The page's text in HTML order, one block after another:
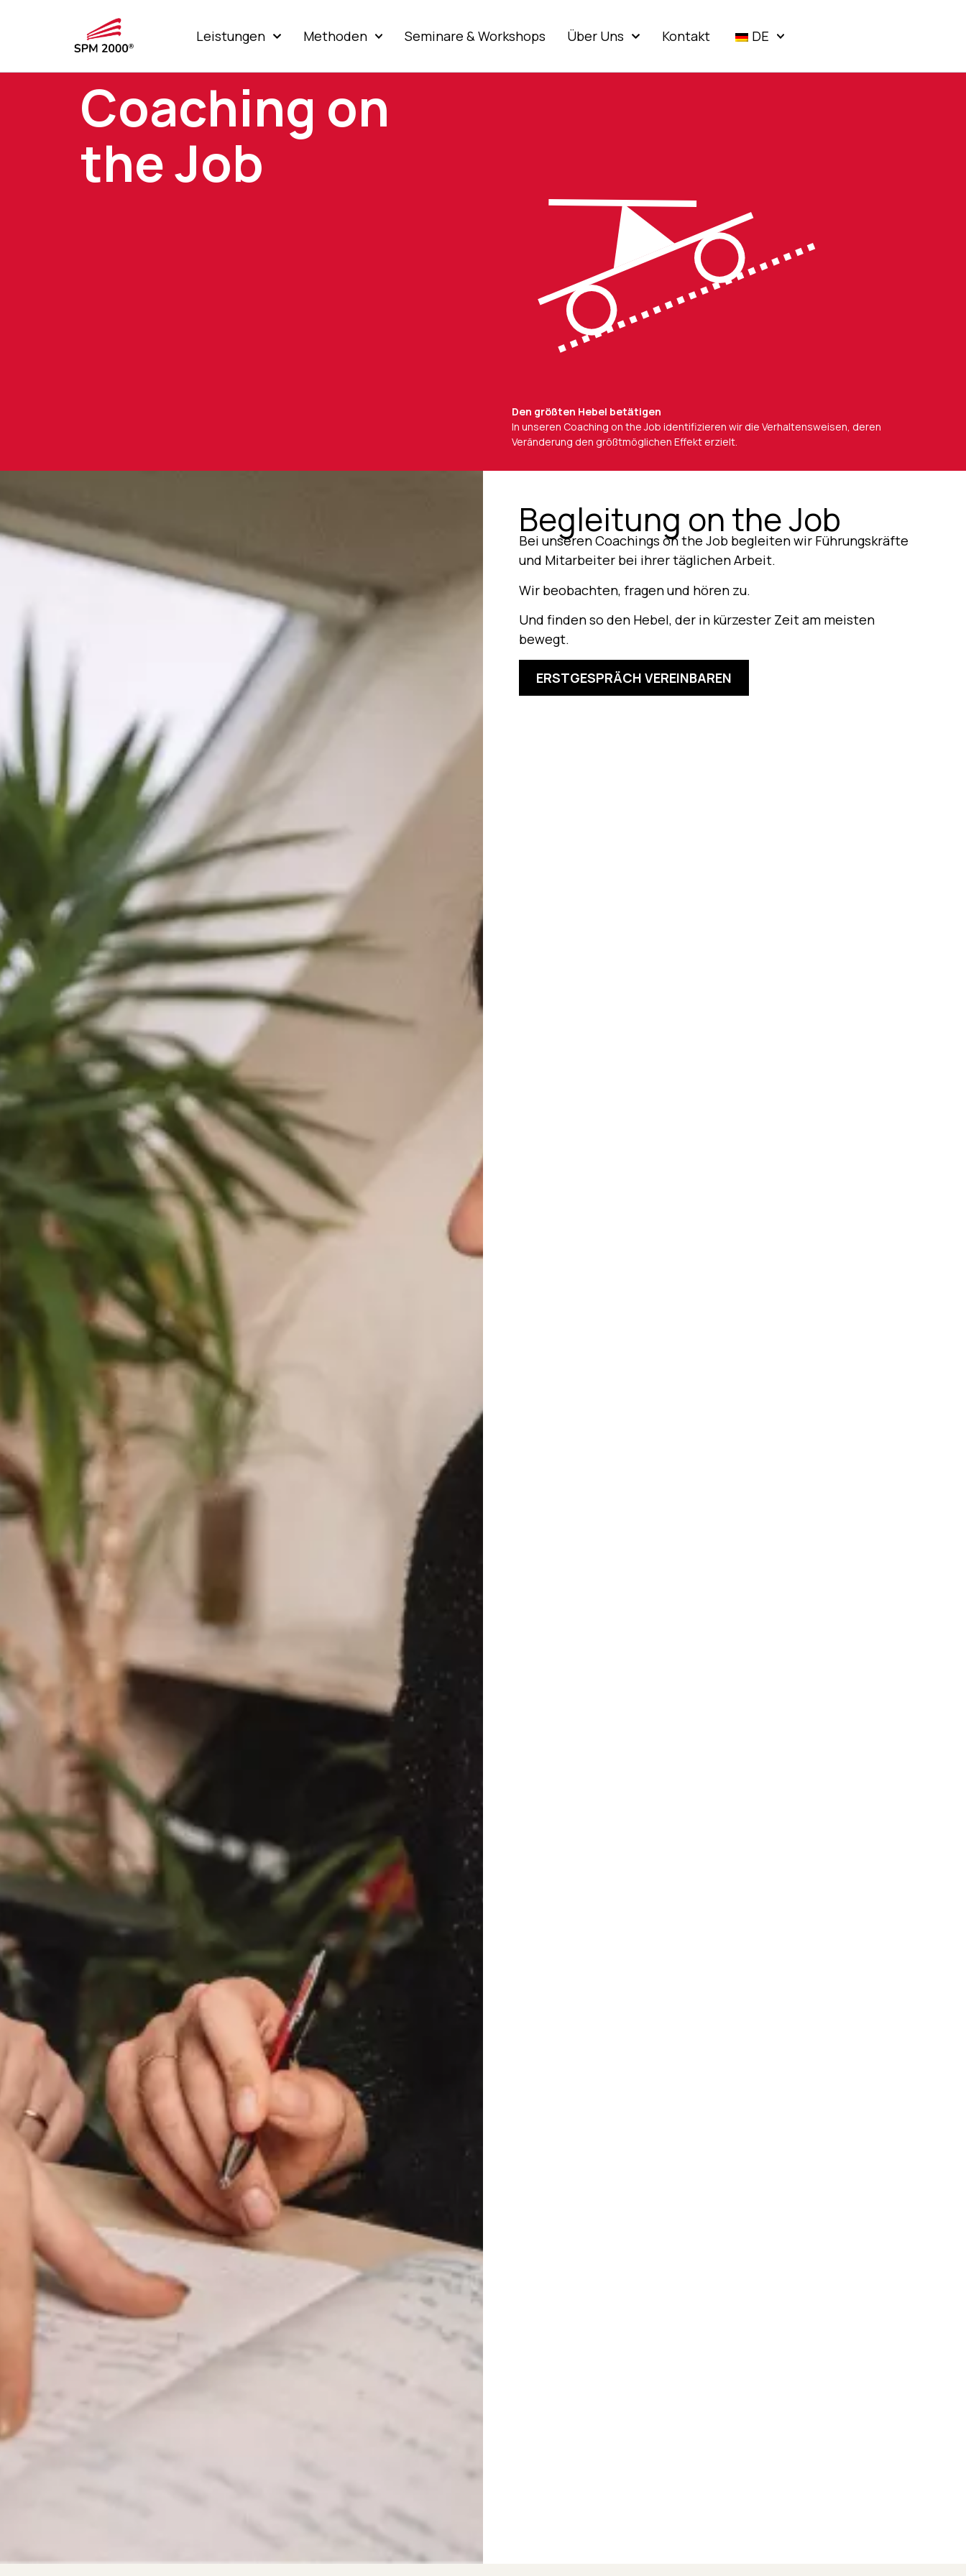
Leistungen Methoden Seminare & Workshops Über Uns Kontakt DE
Coaching on
the Job
Den größten Hebel betätigen
In unseren Coaching on the Job identifizieren wir die Verhaltensweisen, deren
Veränderung den größtmöglichen Effekt erzielt.
Begleitung on the Job
Bei unseren Coachings on the Job begleiten wir Führungskräfte
und Mitarbeiter bei ihrer täglichen Arbeit.
Wir beobachten, fragen und hören zu.
Und finden so den Hebel, der in kürzester Zeit am meisten
bewegt.
ERSTGESPRÄCH VEREINBAREN